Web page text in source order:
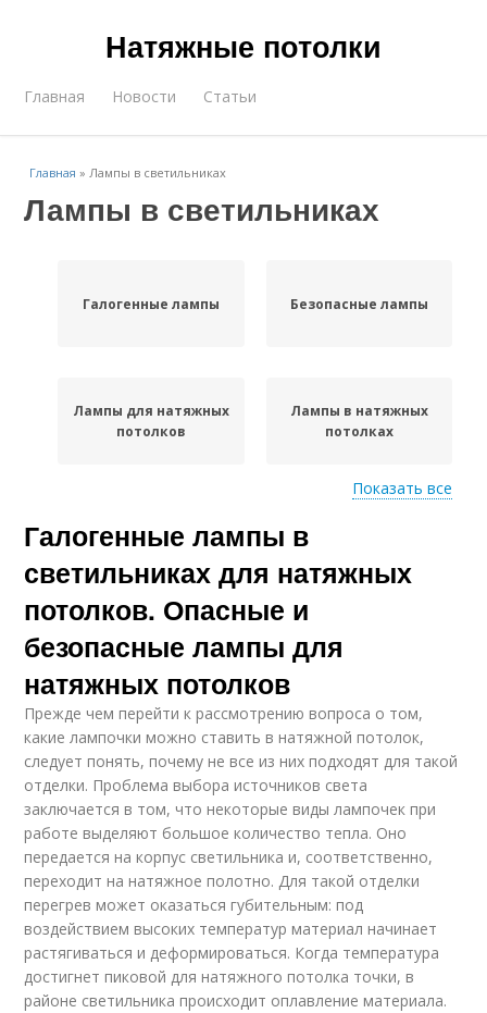
Натяжные потолки
Главная Новости Статьи
Главная »Лампы в светильниках
Лампы в светильниках
Галогенные лампы Безопасные лампы
Лампы для натяжных
потолков
Лампы в натяжных
потолках
Светильники для
натяжного потолка
Галогеновые лампы
Галогенная лампа
Показать все
Галогенные лампы в
светильниках для натяжных
потолков. Опасные и
безопасные лампы для
натяжных потолков
Прежде чем перейти к рассмотрению вопроса о том,
какие лампочки можно ставить в натяжной потолок,
следует понять, почему не все из них подходят для такой
отделки. Проблема выбора источников света
заключается в том, что некоторые виды лампочек при
работе выделяют большое количество тепла. Оно
передается на корпус светильника и, соответственно,
переходит на натяжное полотно. Для такой отделки
перегрев может оказаться губительным: под
воздействием высоких температур материал начинает
растягиваться и деформироваться. Когда температура
достигнет пиковой для натяжного потолка точки, в
районе светильника происходит оплавление материала.